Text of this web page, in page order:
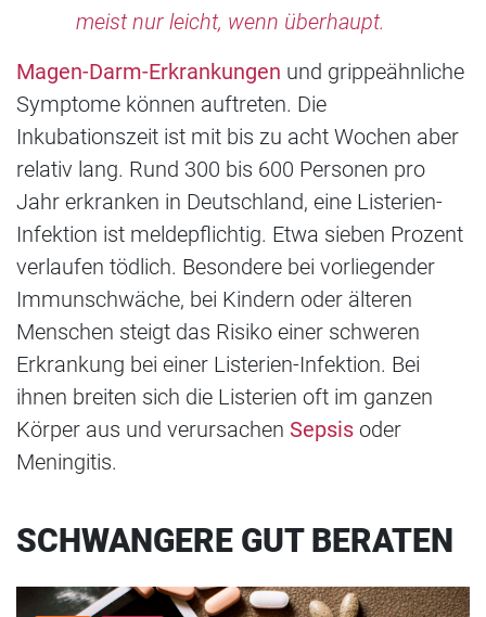
meist nur leicht, wenn überhaupt.
Magen-Darm-Erkrankungen und grippeähnliche
Symptome können auftreten. Die
Inkubationszeit ist mit bis zu acht Wochen aber
relativ lang. Rund 300 bis 600 Personen pro
Jahr erkranken in Deutschland, eine Listerien-
Infektion ist meldepflichtig. Etwa sieben Prozent
verlaufen tödlich. Besondere bei vorliegender
Immunschwäche, bei Kindern oder älteren
Menschen steigt das Risiko einer schweren
Erkrankung bei einer Listerien-Infektion. Bei
ihnen breiten sich die Listerien oft im ganzen
Körper aus und verursachen Sepsis oder
Meningitis.
SCHWANGERE GUT BERATEN